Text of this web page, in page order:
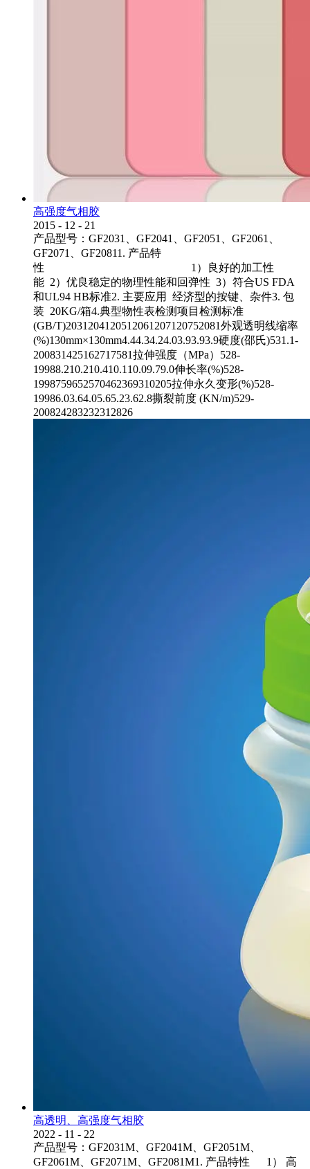
高强度气相胶
2015 - 12 - 21
产品型号：GF2031、GF2041、GF2051、GF2061、
GF2071、GF20811. 产品特
性 1）良好的加工性
能 2）优良稳定的物理性能和回弹性 3）符合US FDA
和UL94 HB标准2. 主要应用 经济型的按键、杂件3. 包
装 20KG/箱4.典型物性表检测项目检测标准
(GB/T)2031204120512061207120752081外观透明线缩率
(%)130mm×130mm4.44.34.24.03.93.93.9硬度(邵氏)531.1-
200831425162717581拉伸强度（MPa）528-
19988.210.210.410.110.09.79.0伸长率(%)528-
1998759652570462369310205拉伸永久变形(%)528-
19986.03.64.05.65.23.62.8撕裂前度 (KN/m)529-
200824283232312826
高透明、高强度气相胶
2022 - 11 - 22
产品型号：GF2031M、GF2041M、GF2051M、
GF2061M、GF2071M、GF2081M1. 产品特性 1） 高